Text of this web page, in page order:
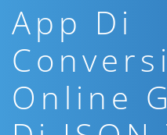
App Di
Online